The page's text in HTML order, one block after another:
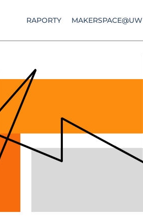
RAPORTY MAKERSPACE@UW